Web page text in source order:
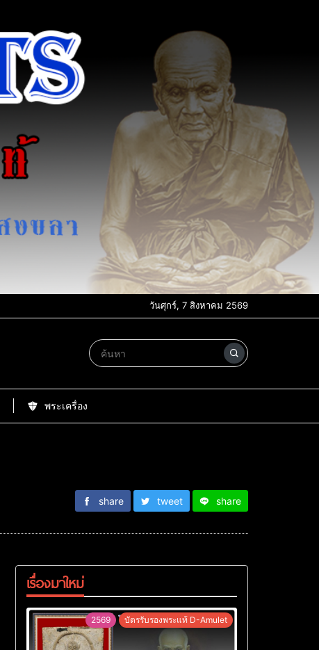
วันศุกร์, 7 สิงหาคม 2569
พระเครื่อง
share tweet share
เรื่องมาใหม่
2569 บัตรรับรองพระแท้ D-Amulet